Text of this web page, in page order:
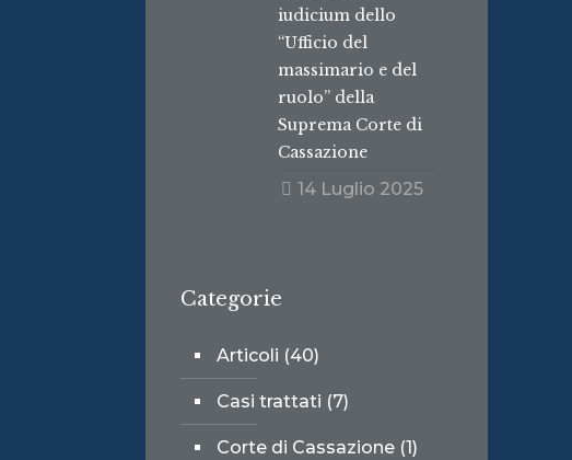
iudicium dello
“Ufficio del
massimario e del
ruolo” della
Suprema Corte di
Cassazione
14 Luglio 2025
Categorie
Articoli (40)
Casi trattati (7)
Corte di Cassazione(1)